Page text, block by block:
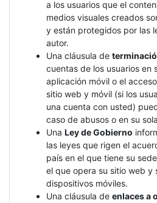
a los usuarios que el
medios visuales creados
y están protegidos por las
autor.
Una cláusula de
cuentas de los usuarios en
aplicación móvil o el
sitio web y móvil (si los
una cuenta con usted)
caso de abusos o en su
Una Ley de Gobierno
las leyes que rigen el
país en el que tiene su
el que opera su sitio web y
dispositivos móviles.
Una cláusula de enlaces a